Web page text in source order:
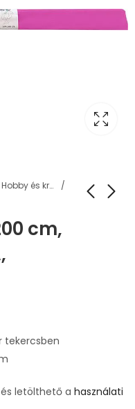
Hobby és kreatív termékek
cm,
tekercsben
letölthető a használati